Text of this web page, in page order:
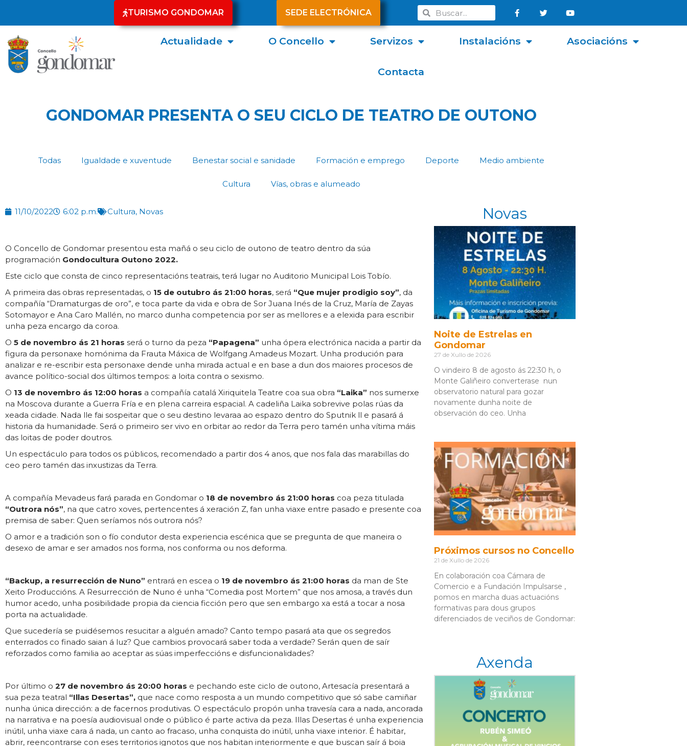
TURISMO GONDOMAR SEDE ELECTRÓNICA
Actualidade O Concello Servizos Instalacións Asociacións
Contacta
GONDOMAR PRESENTA O SEU CICLO DE TEATRO DE OUTONO
Todas Igualdade e xuventude Benestar social e sanidade Formación e emprego Deporte Medio ambiente
Cultura Vías, obras e alumeado
11/10/2022 6:02 p.m. Cultura, Novas
O Concello de Gondomar presentou esta mañá o seu ciclo de outono de teatro dentro da súa
programación Gondocultura Outono 2022.
Este ciclo que consta de cinco representacións teatrais, terá lugar no Auditorio Municipal Lois Tobío.
A primeira das obras representadas, o 15 de outubro ás 21:00 horas, será “Que mujer prodigio soy”, da
compañía “Dramaturgas de oro”, e toca parte da vida e obra de Sor Juana Inés de la Cruz, María de Zayas
Sotomayor e Ana Caro Mallén, no marco dunha competencia por ser as mellores e a elexida para escribir
unha peza encargo da coroa.
O 5 de novembro ás 21 horas será o turno da peza “Papagena” unha ópera electrónica nacida a partir da
figura da personaxe homónima da Frauta Máxica de Wolfgang Amadeus Mozart. Unha produción para
analizar e re-escribir esta personaxe dende unha mirada actual e en base a dun dos maiores procesos de
avance político-social dos últimos tempos: a loita contra o sexismo.
O 13 de novembro ás 12:00 horas a compañía catalá Xiriquitela Teatre coa sua obra “Laika” nos sumerxe
na Moscova durante a Guerra Fría e en plena carreira espacial. A cadeliña Laika sobrevive polas rúas da
xeada cidade. Nada lle fai sospeitar que o seu destino levaraa ao espazo dentro do Sputnik ll e pasará á
historia da humanidade. Será o primeiro ser vivo en orbitar ao redor da Terra pero tamén unha vítima máis
das loitas de poder doutros.
Un espectáculo para todos os públicos, recomendado a partir dos 4 anos, que nos fala das marabillas do
ceo pero tamén das inxustizas da Terra.
A compañía Mevadeus fará parada en Gondomar o 18 de novembro ás 21:00 horas coa peza titulada
“Outrora nós”, na que catro xoves, pertencentes á xeración Z, fan unha viaxe entre pasado e presente coa
premisa de saber: Quen seríamos nós outrora nós?
O amor e a tradición son o fío condutor desta experiencia escénica que se pregunta de que maneira o
desexo de amar e ser amados nos forma, nos conforma ou nos deforma.
“Backup, a resurrección de Nuno” entrará en escea o 19 de novembro ás 21:00 horas da man de Ste
Xeito Produccións. A Resurrección de Nuno é unha “Comedia post Mortem” que nos amosa, a través dun
humor acedo, unha posibilidade propia da ciencia ficción pero que sen embargo xa está a tocar a nosa
porta na actualidade.
Que sucedería se puidésemos resucitar a alguén amado? Canto tempo pasará ata que os segredos
enterrados co finado saian á luz? Que cambios provocará saber toda a verdade? Serán quen de saír
reforzados como familia ao aceptar as súas imperfeccións e disfuncionalidades?
Por último o 27 de novembro ás 20:00 horas e pechando este ciclo de outono, Artesacía presentará a
sua peza teatral “Illas Desertas”, que nace como resposta a un mundo competitivo que só sabe camiñar
nunha única dirección: a de facernos produtivas. O espectáculo propón unha travesía cara a nada, ancorada
na narrativa e na poesía audiovisual onde o público é parte activa da peza. Illas Desertas é unha experiencia
inútil, unha viaxe cara á nada, un canto ao fracaso, unha conquista do inútil, unha viaxe interior. É habitar,
abrir, reencontrarse con eses territorios ignotos que nos habitan interiormente e que buscan saír á boia
Novas
Noite de Estrelas en
Gondomar
27 de Xullo de 2026
O vindeiro 8 de agosto ás 22:30 h, o
Monte Galiñeiro converterase nun
observatorio natural para gozar
novamente dunha noite de
observación do ceo. Unha
Próximos cursos no Concello
21 de Xullo de 2026
En colaboración coa Cámara de
Comercio e a Fundación Impulsarse ,
pomos en marcha duas actuacións
formativas para dous grupos
diferenciados de veciños de Gondomar:
Axenda